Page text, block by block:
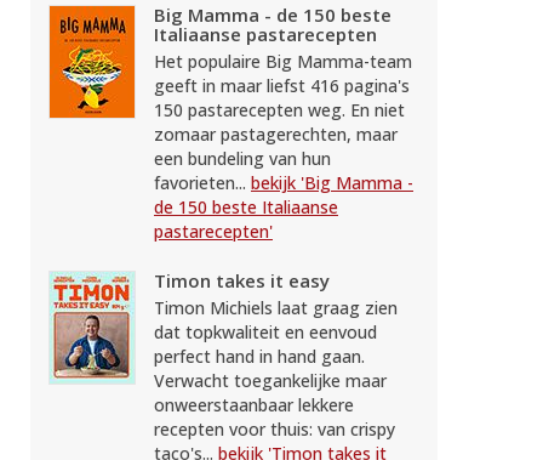
Big Mamma - de 150 beste
Italiaanse pastarecepten
Het populaire Big Mamma-team
geeft in maar liefst 416 pagina's
150 pastarecepten weg. En niet
zomaar pastagerechten, maar
een bundeling van hun
favorieten... bekijk 'Big Mamma -
de 150 beste Italiaanse
pastarecepten'
Timon takes it easy
Timon Michiels laat graag zien
dat topkwaliteit en eenvoud
perfect hand in hand gaan.
Verwacht toegankelijke maar
onweerstaanbaar lekkere
recepten voor thuis: van crispy
taco's... bekijk 'Timon takes it